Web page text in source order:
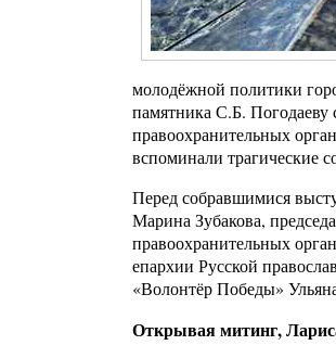
молодёжной политики
памятника С.Б.
правоохранительных
вспоминали трагические
Перед собравшимися
Марина Зубакова,
правоохранительных
епархии Русской
«Волонтёр Победы»
Открывая митинг,